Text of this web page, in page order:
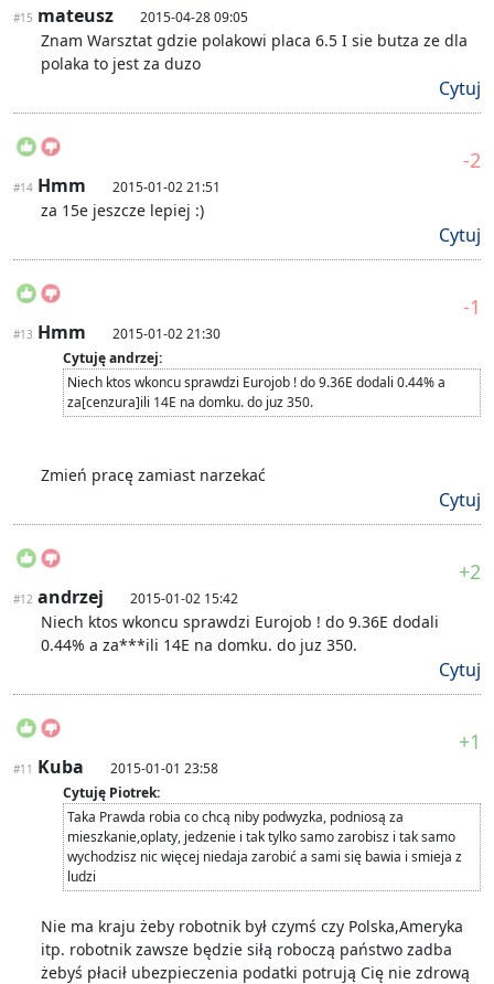
#15 mateusz 2015-04-28 09:05
Znam Warsztat gdzie polakowi placa 6.5 I sie butza ze dla
polaka to jest za duzo
Cytuj
-2
#14 Hmm 2015-01-02 21:51
za 15e jeszcze lepiej :)
Cytuj
-1
#13 Hmm
2015-01-02 21:30
Cytuję andrzej:
Niech ktos wkoncu sprawdzi Eurojob ! do 9.36E dodali 0.44% a
za[cenzura]ili 14E na domku. do juz 350.
Zmień pracę zamiast narzekać
Cytuj
+2
#12 andrzej 2015-01-02 15:42
Niech ktos wkoncu sprawdzi Eurojob ! do 9.36E dodali
0.44% a za***ili 14E na domku. do juz 350.
Cytuj
+1
#11 Kuba
2015-01-01 23:58
Cytuję Piotrek:
Taka Prawda robia co chcą niby podwyzka, podniosą za
mieszkanie,oplaty, jedzenie i tak tylko samo zarobisz i tak samo
wychodzisz nic więcej niedaja zarobić a sami się bawia i smieja z
ludzi
Nie ma kraju żeby robotnik był czymś czy Polska,Ameryka
itp. robotnik zawsze będzie siłą roboczą państwo zadba
żebyś płacił ubezpieczenia podatki potrują Cię nie zdrową